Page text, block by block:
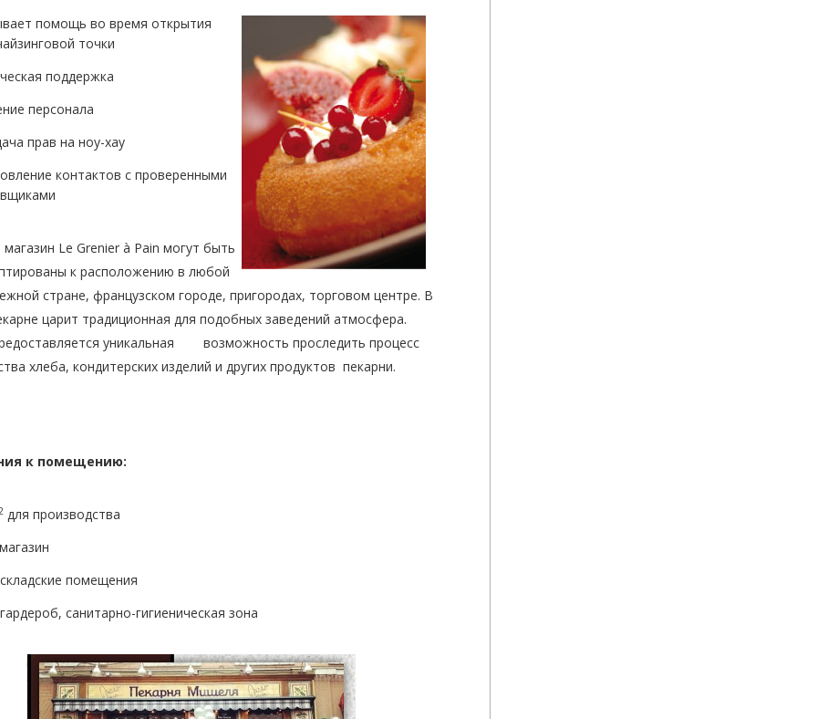
помощь во время открытия
точки
поддержка
персонала
прав на ноу-хау
контактов с проверенными
Le Grenier à Pain могут быть
к расположению в любой
стране, французском городе, пригородах, торговом центре. В
царит традиционная для подобных заведений атмосфера.
уникальная возможность проследить процесс
хлеба, кондитерских изделий и других продуктов пекарни.
к помещению:
для производства
магазин
помещения
санитарно-гигиеническая зона